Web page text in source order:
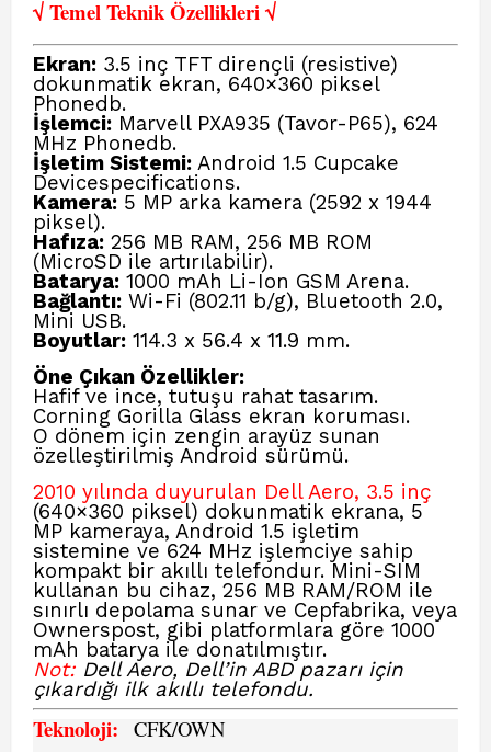
√ Temel Teknik Özellikleri √
Ekran: 3.5 inç TFT dirençli (resistive)
dokunmatik ekran, 640×360 piksel
Phonedb.
İşlemci: Marvell PXA935 (Tavor-P65), 624
MHz Phonedb.
İşletim Sistemi: Android 1.5 Cupcake
Devicespecifications.
Kamera: 5 MP arka kamera (2592 x 1944
piksel).
Hafıza: 256 MB RAM, 256 MB ROM
(MicroSD ile artırılabilir).
Batarya: 1000 mAh Li-Ion GSM Arena.
Bağlantı: Wi-Fi (802.11 b/g), Bluetooth 2.0,
Mini USB.
Boyutlar: 114.3 x 56.4 x 11.9 mm.
Öne Çıkan Özellikler:
Hafif ve ince, tutuşu rahat tasarım.
Corning Gorilla Glass ekran koruması.
O dönem için zengin arayüz sunan
özelleştirilmiş Android sürümü.
2010 yılında duyurulan Dell Aero, 3.5 inç
(640×360 piksel) dokunmatik ekrana, 5
MP kameraya, Android 1.5 işletim
sistemine ve 624 MHz işlemciye sahip
kompakt bir akıllı telefondur. Mini-SIM
kullanan bu cihaz, 256 MB RAM/ROM ile
sınırlı depolama sunar ve Cepfabrika, veya
Ownerspost, gibi platformlara göre 1000
mAh batarya ile donatılmıştır.
Not: Dell Aero, Dell’in ABD pazarı için
çıkardığı ilk akıllı telefondu.
Teknoloji: CFK/OWN